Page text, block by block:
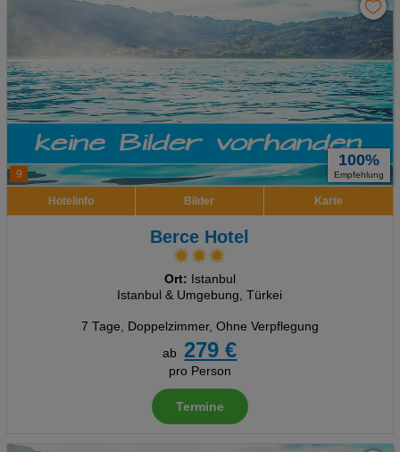
9
100%
Empfehlung
Hotelinfo Bilder Karte
Berce Hotel
Ort: Istanbul
Istanbul & Umgebung, Türkei
7 Tage, Doppelzimmer, Ohne Verpflegung
ab
279 €
pro Person
Termine